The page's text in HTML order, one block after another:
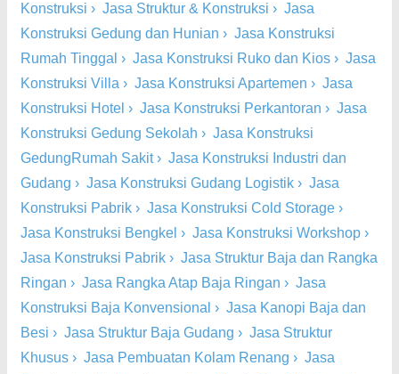
Konstruksi › Jasa Struktur & Konstruksi › Jasa
Konstruksi Gedung dan Hunian › Jasa Konstruksi
Rumah Tinggal › Jasa Konstruksi Ruko dan Kios › Jasa
Konstruksi Villa › Jasa Konstruksi Apartemen › Jasa
Konstruksi Hotel › Jasa Konstruksi Perkantoran › Jasa
Konstruksi Gedung Sekolah › Jasa Konstruksi
GedungRumah Sakit› Jasa Konstruksi Industri dan
Gudang › Jasa Konstruksi Gudang Logistik › Jasa
Konstruksi Pabrik › Jasa Konstruksi Cold Storage ›
Jasa Konstruksi Bengkel › Jasa Konstruksi Workshop ›
Jasa Konstruksi Pabrik › Jasa Struktur Baja dan Rangka
Ringan › Jasa Rangka Atap Baja Ringan › Jasa
Konstruksi Baja Konvensional › Jasa Kanopi Baja dan
Besi › Jasa Struktur Baja Gudang › Jasa Struktur
Khusus › Jasa Pembuatan Kolam Renang › Jasa